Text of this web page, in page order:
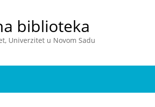
biblioteka
Univerzitet u Novom Sadu